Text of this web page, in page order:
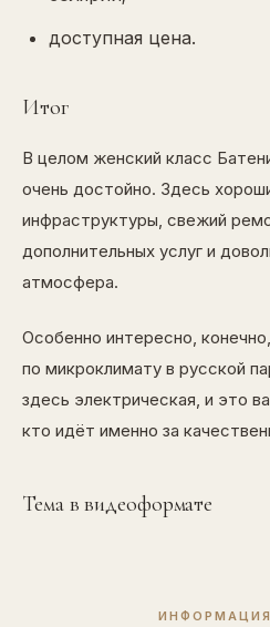
доступная цена.
Итог
В целом женский класс
очень достойно. Здесь
инфраструктуры, свежий
дополнительных услуг и
атмосфера.
Особенно интересно,
по микроклимату в русской
здесь электрическая, и это
кто идёт именно за
Тема в видеоформате